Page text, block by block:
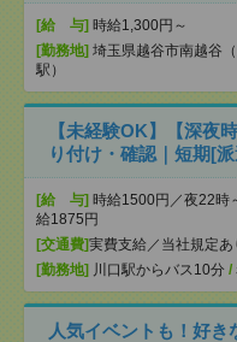
[給 与] 時給1,300円～
[勤務地] 埼玉県越谷市南越谷
駅）
【未経験OK】【深夜
り付け・確認｜短期[
[給 与] 時給1500円／夜22時
給1875円
[交通費]実費支給／当社規定あ
[勤務地] 川口駅からバス10分 /
人気イベントも！好き